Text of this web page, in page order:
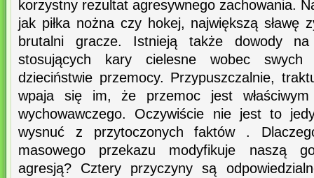
korzystny rezultat agresywnego zachowania.
jak piłka nożna czy hokej, największą sławę
brutalni gracze. Istnieją także dowody
stosujących kary cielesne wobec swych
dzieciństwie przemocy. Przypuszczalnie,
wpaja się im, że przemoc jest właściwym
wychowawczego. Oczywiście nie jest to
wysnuć z przytoczonych faktów .
masowego przekazu modyfikuje naszą
agresją? Cztery przyczyny są